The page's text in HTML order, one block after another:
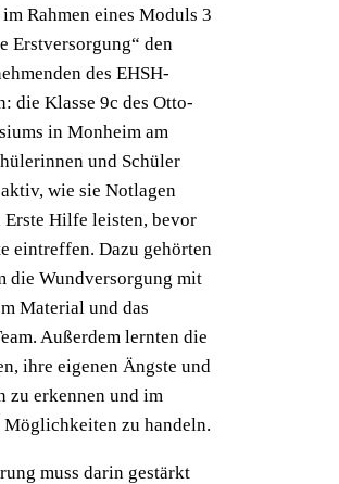
Rahmen eines Moduls 3
Erstversorgung“ den
des EHSH-
die Klasse 9c des Otto-
in Monheim am
und Schüler
wie sie Notlagen
Erste Hilfe leisten, bevor
eintreffen. Dazu gehörten
die Wundversorgung mit
Material und das
Außerdem lernten die
ihre eigenen Ängste und
zu erkennen und im
Möglichkeiten zu handeln.
muss darin gestärkt